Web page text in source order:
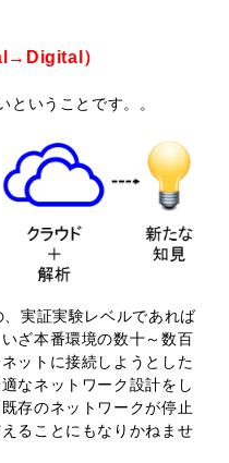
）
いうことです。。
実証実験レベルであれば
ざ本番環境の数十～数百
ットに接続しようとした
なネットワーク設計をし
存のネットワークが停止
ることにもなりかねませ